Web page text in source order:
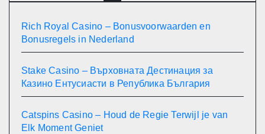
Rich Royal Casino – Bonusvoorwaarden en
Bonusregels in Nederland
Stake Casino – Върховната Дестинация за
Казино Ентусиасти в Република България
Catspins Casino – Houd de Regie Terwijl je van
Elk Moment Geniet